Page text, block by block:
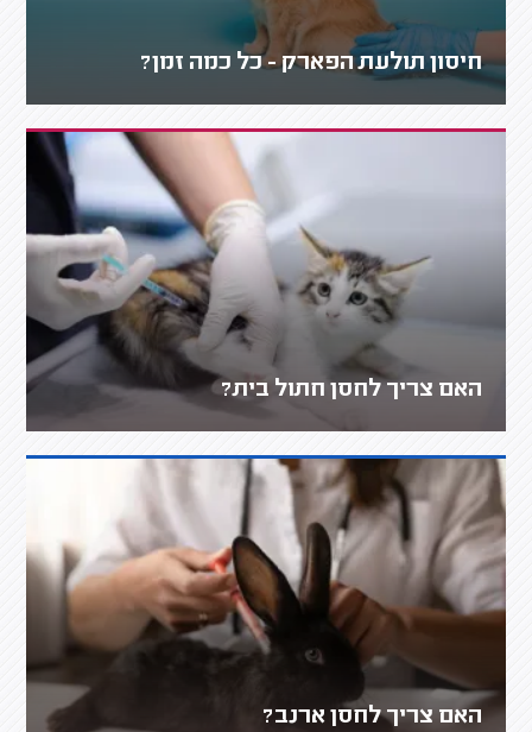
חיסון תולעת הפארק - כל כמה זמן?
האם צריך לחסן חתול בית?
האם צריך לחסן ארנב?